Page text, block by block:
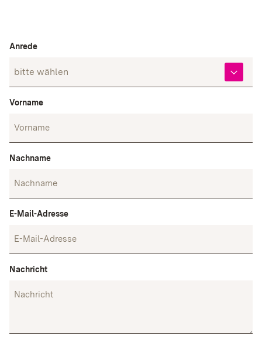
Anrede
Vorname
Nachname
E-Mail-Adresse
Nachricht
_pk_id, _pk_ref
Anbieter:
rad­kul­tur-bw.de
ver­wen­det, um einige Details über den Benut­zer zu
spei­chern, wie z.B. die ein­deu­tige Besu­cher-ID
12 Monate, 6 Monate
Inhalte von Videoplattformen und Social-Media-
werden standardmäßig blockiert. Wenn Cookies